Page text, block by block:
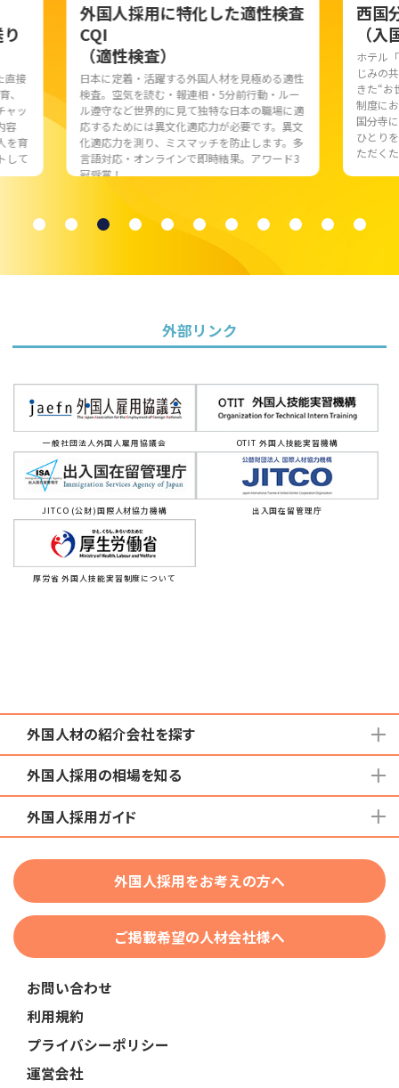
直接
、
ャッ
容
を育
して
外国人採用に特化した適性検査
CQI
（適性検査）
日本に定着・活躍する外国人材を見極める適性
検査。空気を読む・報連相・5分前行動・ルー
ル遵守など世界的に見て独特な日本の職場に適
応するためには異文化適応力が必要です。異文
化適応力を測り、ミスマッチを防止します。多
言語対応・オンラインで即時結果。アワード3
冠受賞！
西国
（
ホテル
じみの
きた“お
制度に
国分寺
ひとり
ただく
外部リンク
一般社団法人外国人雇用協議会 OTIT 外国人技能実習機構
JITCO (公財)国際人材協力機構 出入国在留管理庁
厚労省 外国人技能実習制度について
外国人材の紹介会社を探す
地域から検索する
国籍から検索する
在留資格から検索する
団体種別から探す
業界・職種から検索する
外国人採用の相場を知る
育成就労外国人の受け入れ相場
技人国・高度人材の受け入れ相場
外国人採用ガイド
特定技能
技術・人文知識・国際業務
助成金
教育・研修
外国人採用をお考えの方へ
ご掲載希望の人材会社様へ
お問い合わせ
利用規約
プライバシーポリシー
運営会社